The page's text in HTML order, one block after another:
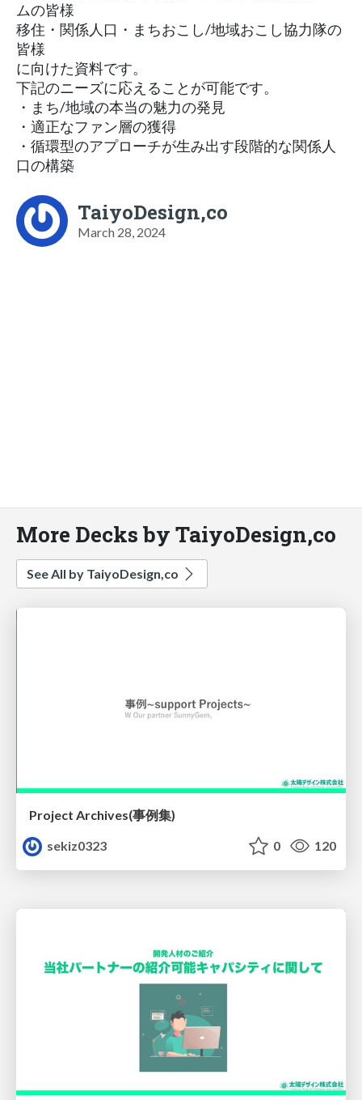
ムの皆様
移住・関係人口・まちおこし/地域おこし協力隊の
皆様
に向けた資料です。
下記のニーズに応えることが可能です。
・まち/地域の本当の魅力の発見
・適正なファン層の獲得
・循環型のアプローチが生み出す段階的な関係人
口の構築
TaiyoDesign,co
March 28, 2024
More Decks by TaiyoDesign,co
See All by TaiyoDesign,co
Project Archives(事例集)
sekiz0323
0 120